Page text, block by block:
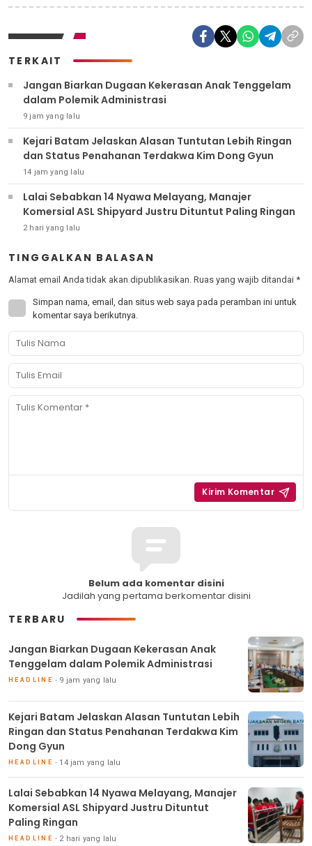
TERKAIT
Jangan Biarkan Dugaan Kekerasan Anak Tenggelam
dalam Polemik Administrasi
9 jam yang lalu
Kejari Batam Jelaskan Alasan Tuntutan Lebih Ringan
dan Status Penahanan Terdakwa Kim Dong Gyun
14 jam yang lalu
Lalai Sebabkan 14 Nyawa Melayang, Manajer
Komersial ASL Shipyard Justru Dituntut Paling Ringan
2 hari yang lalu
TINGGALKAN BALASAN
Alamat email Anda tidak akan dipublikasikan. Ruas yang wajib ditandai *
Simpan nama, email, dan situs web saya pada peramban ini untuk
komentar saya berikutnya.
Belum ada komentar disini
Jadilah yang pertama berkomentar disini
TERBARU
Jangan Biarkan Dugaan Kekerasan Anak
Tenggelam dalam Polemik Administrasi
HEADLINE 9 jam yang lalu
Kejari Batam Jelaskan Alasan Tuntutan Lebih
Ringan dan Status Penahanan Terdakwa Kim
Dong Gyun
HEADLINE 14 jam yang lalu
Lalai Sebabkan 14 Nyawa Melayang, Manajer
Komersial ASL Shipyard Justru Dituntut
Paling Ringan
HEADLINE 2 hari yang lalu